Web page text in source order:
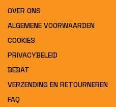
OVER ONS
ALGEMENE VOORWAARDEN
COOKIES
PRIVACYBELEID
BEBAT
VERZENDING EN RETOURNEREN
FAQ